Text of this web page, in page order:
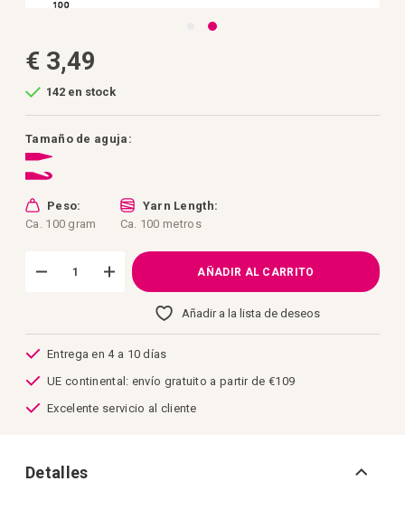
al
comienzo
la
imágenes
€ 3,49
142 en stock
Tamaño de aguja:
Peso:
Ca. 100 gram
Yarn Length:
Ca. 100 metros
AÑADIR AL CARRITO
Añadir a la lista de deseos
Entrega en 4 a 10 días
UE continental: envío gratuito a partir de €109
Excelente servicio al cliente
Detalles